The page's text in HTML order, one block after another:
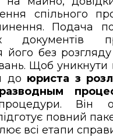
спільного
Подача
документів
його без
Щоб уникнути
до юриста з
Він
повний
всі етапи